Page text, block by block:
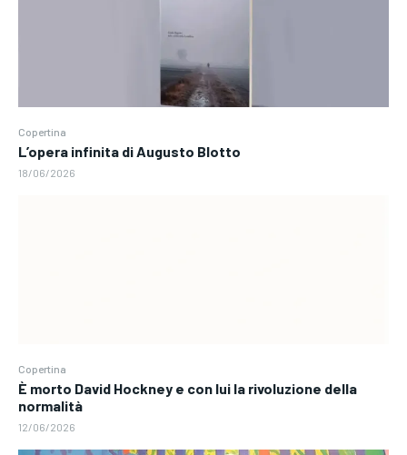
Copertina
L’opera infinita di Augusto Blotto
18/06/2026
Copertina
È morto David Hockney e con lui la rivoluzione della
normalità
12/06/2026